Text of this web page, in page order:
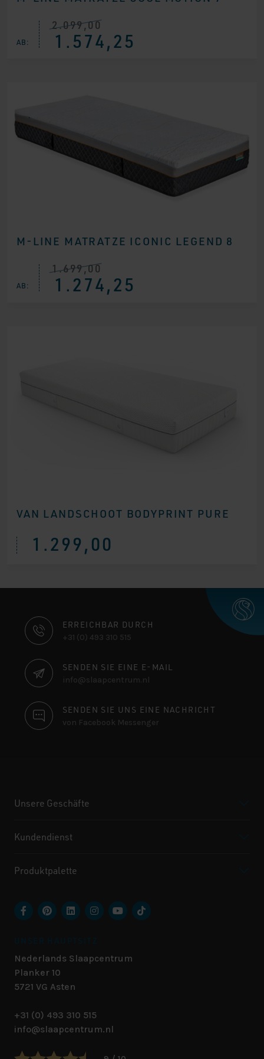
AB:
2.099,00
Ursprünglicher
Preis
war:1.574,25
Aktueller
Preis
ist:
M-LINE MATRATZE ICONIC LEGEND 8
AB:
1.699,00
Ursprünglicher
Preis
war:1.274,25
Aktueller
Preis
ist:
VAN LANDSCHOOT BODYPRINT PURE
1.299,00
KONTAKTINFORMATIONEN
ERREICHBAR DURCH
+31 (0) 493 310 515
SENDEN SIE EINE E-MAIL
info@slaapcentrum.nl
SENDEN SIE UNS EINE NACHRICHT
von Facebook Messenger
Unsere Geschäfte
Kundendienst
Produktpalette
Nederlands Slaapcentrum
Planker 10
5721 VG Asten
+31 (0) 493 310 515
info@slaapcentrum.nl